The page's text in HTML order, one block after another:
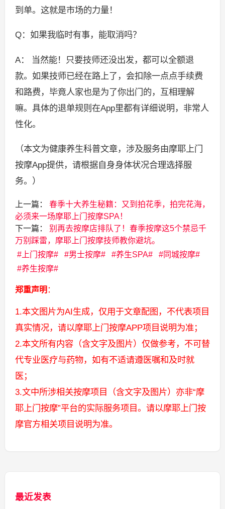
到单。这就是市场的力量！
Q：如果我临时有事，能取消吗？
A： 当然能！只要技师还没出发，都可以全额退
款。如果技师已经在路上了，会扣除一点点手续费
和路费，毕竟人家也是为了你出门的，互相理解
嘛。具体的退单规则在App里都有详细说明，非常人
性化。
（本文为健康养生科普文章，涉及服务由摩耶上门
按摩App提供，请根据自身身体状况合理选择服
务。）
上一篇：
春季十大养生秘籍：又到拍花季，拍完花海，
必须来一场摩耶上门按摩SPA！
下一篇：
别再去按摩店排队了！春季按摩这5个禁忌千
万别踩雷，摩耶上门按摩技师教你避坑。
上门按摩
男士按摩 养生SPA
同城按摩
养生按摩
郑重声明 ：
1.本文图片为AI生成，仅用于文章配图，不代表项目
真实情况，请以摩耶上门按摩APP项目说明为准；
2.本文所有内容（含文字及图片）仅做参考，不可替
代专业医疗与药物，如有不适请遵医嘱和及时就
医；
3.文中所涉相关按摩项目（含文字及图片）亦非“摩
耶上门按摩”平台的实际服务项目。请以摩耶上门按
摩官方相关项目说明为准。
最近发表